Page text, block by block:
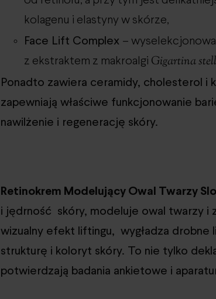
kolagenu i elastyny w skórze,
Face Lift Complex –
z ekstraktem z makroalgi Gigartina
Ponadto zawiera ceramidy, cholesterol i
zapewniają właściwe funkcjonowanie
nawilżenie i regenerację skóry.
Retinokrem Modelujący Owal Twarzy
i jędrność skóry, modeluje owal twarzy i
wizualny efekt liftingu, wygładza drobne
strukturę i koloryt skóry. To nie tylko
potwierdzają badania ankietowe i